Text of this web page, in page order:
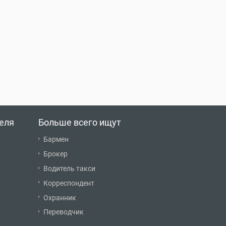
Больше всего ищут
Бармен
Брокер
Водитель такси
Корреспондент
Охранник
Переводчик